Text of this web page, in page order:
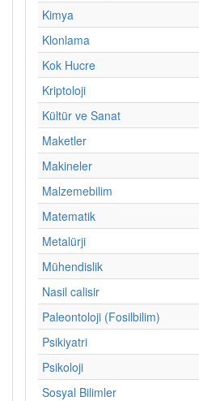
Kimya
Klonlama
Kok Hucre
Kriptoloji
Kültür ve Sanat
Maketler
Makineler
Malzemebilim
Matematik
Metalürji
Mühendislik
Nasil calisir
Paleontoloji (Fosilbilim)
Psikiyatri
Psikoloji
Sosyal Bilimler